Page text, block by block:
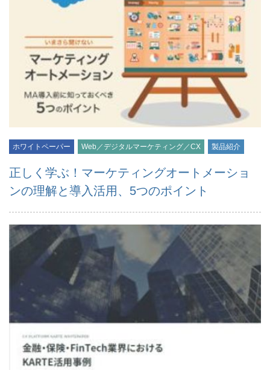
ホワイトペーパー Web／デジタルマーケティング／CX 製品紹介
正しく学ぶ！マーケティングオートメーショ
ンの理解と導入活用、5つのポイント